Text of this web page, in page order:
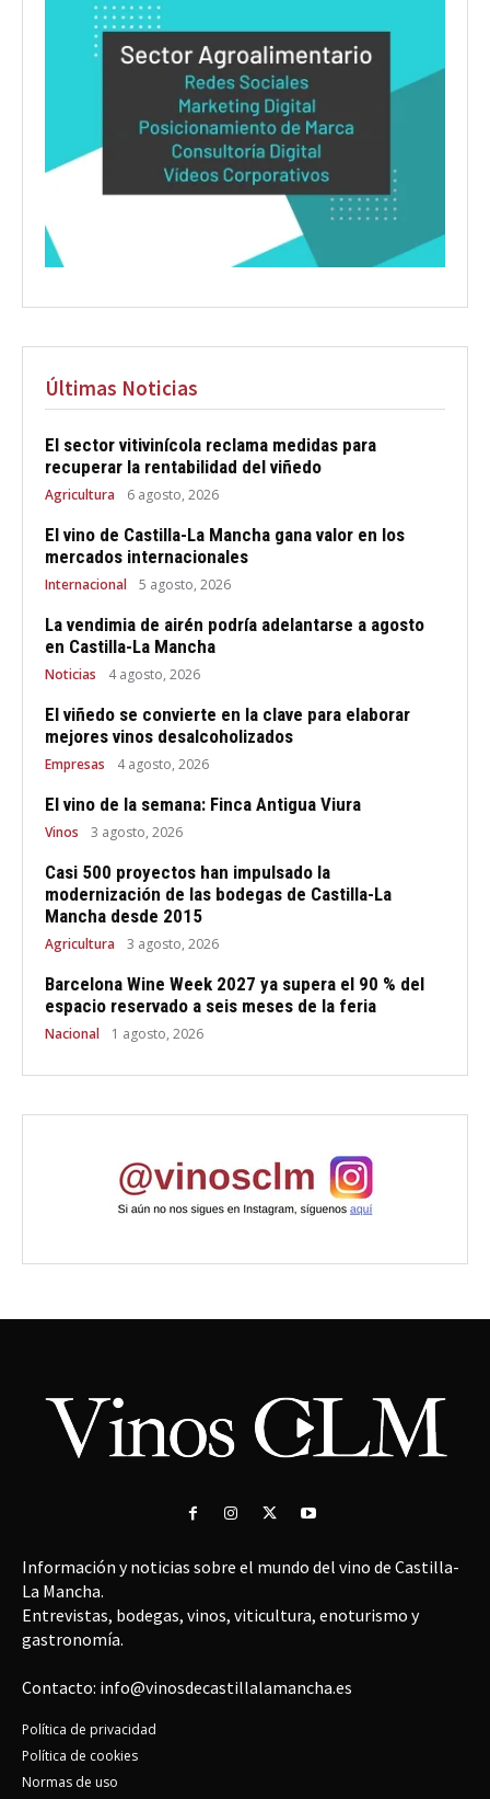
Últimas Noticias
El sector vitivinícola reclama medidas para
recuperar la rentabilidad del viñedo
Agricultura 6 agosto, 2026
El vino de Castilla-La Mancha gana valor en los
mercados internacionales
Internacional 5 agosto, 2026
La vendimia de airén podría adelantarse a agosto
en Castilla-La Mancha
Noticias 4 agosto, 2026
El viñedo se convierte en la clave para elaborar
mejores vinos desalcoholizados
Empresas 4 agosto, 2026
El vino de la semana: Finca Antigua Viura
Vinos 3 agosto, 2026
Casi 500 proyectos han impulsado la
modernización de las bodegas de Castilla-La
Mancha desde 2015
Agricultura 3 agosto, 2026
Barcelona Wine Week 2027 ya supera el 90 % del
espacio reservado a seis meses de la feria
Nacional 1 agosto, 2026
Información y noticias sobre el mundo del vino de Castilla-
La Mancha.
Entrevistas, bodegas, vinos, viticultura, enoturismo y
gastronomía.
Contacto: info@vinosdecastillalamancha.es
Política de privacidad
Política de cookies
Normas de uso